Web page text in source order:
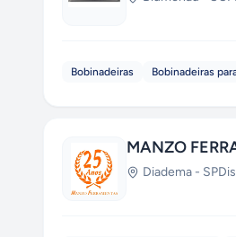
Bobinadeiras Bobinadeiras
MANZO
Diadema - SP